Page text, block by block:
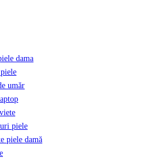
dama
umăr
piele
piele damă